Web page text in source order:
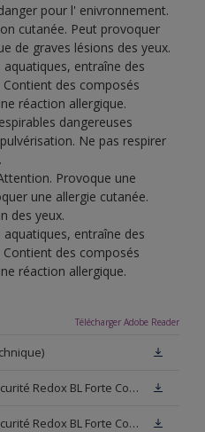
pour l' enivronnement.
cutanée. Peut provoquer
de graves lésions des yeux.
entraîne des
des composés
réaction allergique.
dangereuses
Ne pas respirer
Provoque une
une allergie cutanée.
des yeux.
entraîne des
des composés
réaction allergique.
Télécharger Adobe Reader
Fiche de données de sécurité Redox BL Forte Comp. -A W05 (SDS)
Fiche de données de sécurité Redox BL Forte Comp. -A N00 (SDS)